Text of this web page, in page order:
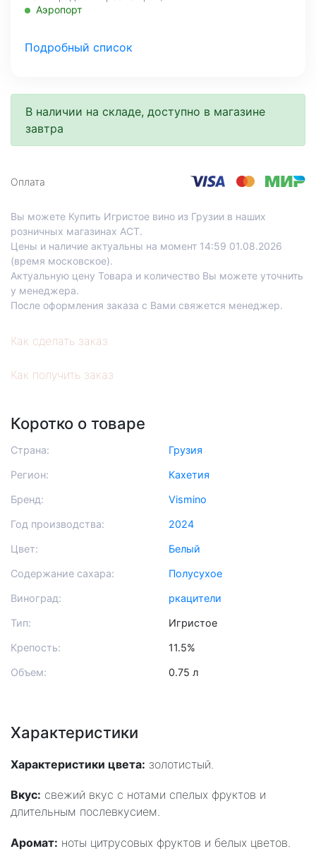
Аэропорт
МО, Красногорский г. о., 26-й км, д.7А, а.д. Балтия,
Нахимовский проспект, д.59 А, 1 этаж
Профсоюзная
Технопарк
Подробный список
В наличии на складе, доступно в магазине
завтра
Оплата
Вы можете Купить Игристое вино из Грузии в наших
розничных магазинах АСТ.
Цены и наличие актуальны на момент 14:59 01.08.2026
(время московское).
Актуальную цену Товара и количество Вы можете уточнить
у менеджера.
После оформления заказа с Вами свяжется менеджер.
Как сделать заказ
Как получить заказ
Коротко о товаре
Страна: Грузия
Регион: Кахетия
Бренд: Vismino
Год производства: 2024
Цвет: Белый
Содержание сахара: Полусухое
Виноград: ркацители
Тип: Игристое
Крепость: 11.5%
Объем: 0.75 л
Характеристики
Характеристики цвета: золотистый.
Вкус: свежий вкус с нотами спелых фруктов и
длительным послевкусием.
Аромат: ноты цитрусовых фруктов и белых цветов.